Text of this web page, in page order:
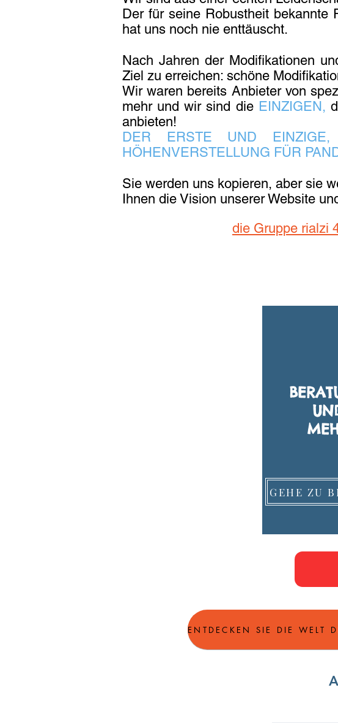
Der für seine Robustheit bekannte
hat uns noch nie enttäuscht.
Nach Jahren der Modifikationen
Ziel zu erreichen: schöne
Wir waren bereits Anbieter von
mehr und wir sind die EINZIGEN,
anbieten!
DER ERSTE UND EINZIGE,
HÖHENVERSTELLUNG FÜR
Sie werden uns kopieren, aber sie
Ihnen die Vision unserer Website
die Gruppe rialzi